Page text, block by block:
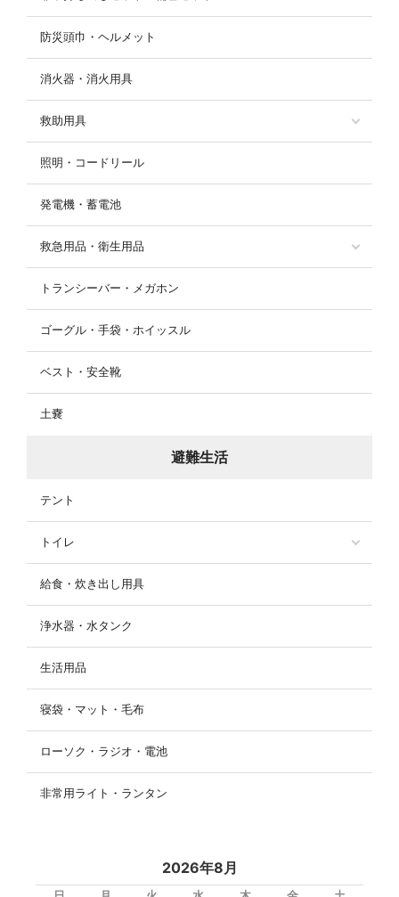
防災頭巾・ヘルメット
消火器・消火用具
救助用具
照明・コードリール
発電機・蓄電池
救急用品・衛生用品
トランシーバー・メガホン
ゴーグル・手袋・ホイッスル
ベスト・安全靴
土嚢
避難生活
テント
トイレ
給食・炊き出し用具
浄水器・水タンク
生活用品
寝袋・マット・毛布
ローソク・ラジオ・電池
非常用ライト・ランタン
2026年8月